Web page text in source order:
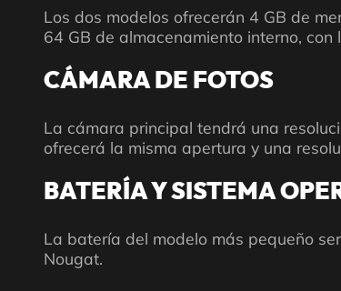
Los dos modelos ofrecerán 4 GB de
64 GB de almacenamiento interno,
CÁMARA DE FOTOS
La cámara principal tendrá una
ofrecerá la misma apertura y una
BATERÍA Y SISTEMA
La batería del modelo más pequeño
Nougat.